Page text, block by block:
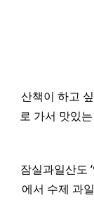
산책이 하고
로 가서 맛있
잠실과일산도
에서 수제 과